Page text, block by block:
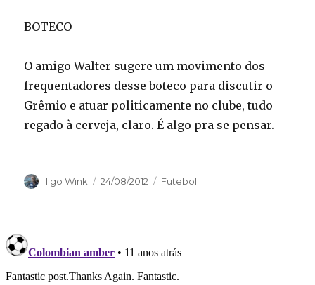
BOTECO
O amigo Walter sugere um movimento dos
frequentadores desse boteco para discutir o
Grêmio e atuar politicamente no clube, tudo
regado à cerveja, claro. É algo pra se pensar.
Autor
Ilgo Wink
Publicado
24/08/2012 Categorias
Futebol